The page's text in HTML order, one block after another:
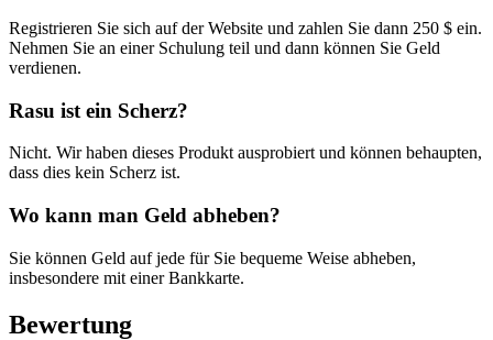
Registrieren Sie sich auf der Website und zahlen Sie dann 250 $ ein.
Nehmen Sie an einer Schulung teil und dann können Sie Geld
verdienen.
Rasu ist ein Scherz?
Nicht. Wir haben dieses Produkt ausprobiert und können behaupten,
dass dies kein Scherz ist.
Wo kann man Geld abheben?
Sie können Geld auf jede für Sie bequeme Weise abheben,
insbesondere mit einer Bankkarte.
Bewertung